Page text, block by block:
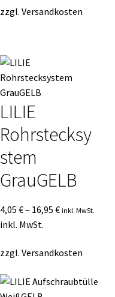
zzgl.Versandkosten
LILIE
Rohrstecksy
stem
GrauGELB
4,05€– 16,95€ inkl. MwSt.
inkl. MwSt.
zzgl.Versandkosten